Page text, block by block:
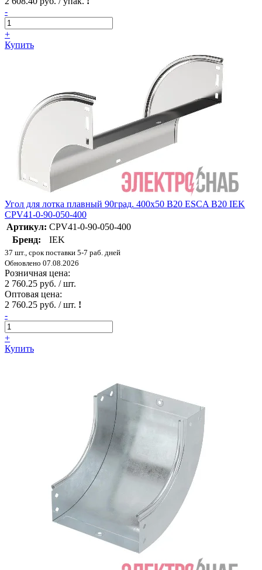
-
+
Купить
Угол для лотка плавный 90град. 400х50 В20 ESCA В20 IEK
CPV41-0-90-050-400
Артикул: CPV41-0-90-050-400
Бренд:
IEK
37 шт., срок поставки 5-7 раб. дней
Обновлено 07.08.2026
Розничная цена:
2 760.25 руб. / шт.
Оптовая цена:
2 760.25 руб. / шт. !
-
+
Купить